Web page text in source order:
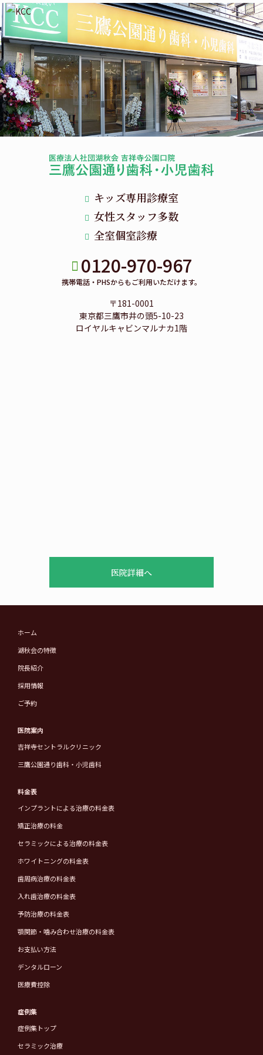
キッズ専用診療室
女性スタッフ多数
全室個室診療
0120-970-967
携帯電話・PHSからもご利用いただけます。
〒181-0001
東京都三鷹市井の頭5-10-23
ロイヤルキャビンマルナカ1階
医院詳細へ
ホーム
湖秋会の特徴
院長紹介
採用情報
ご予約
医院案内
吉祥寺セントラルクリニック
三鷹公園通り歯科・小児歯科
料金表
インプラントによる治療の料金表
矯正治療の料金
セラミックによる治療の料金表
ホワイトニングの料金表
歯周病治療の料金表
入れ歯治療の料金表
予防治療の料金表
顎関節・噛み合わせ治療の料金表
お支払い方法
デンタルローン
医療費控除
症例集
症例集トップ
セラミック治療